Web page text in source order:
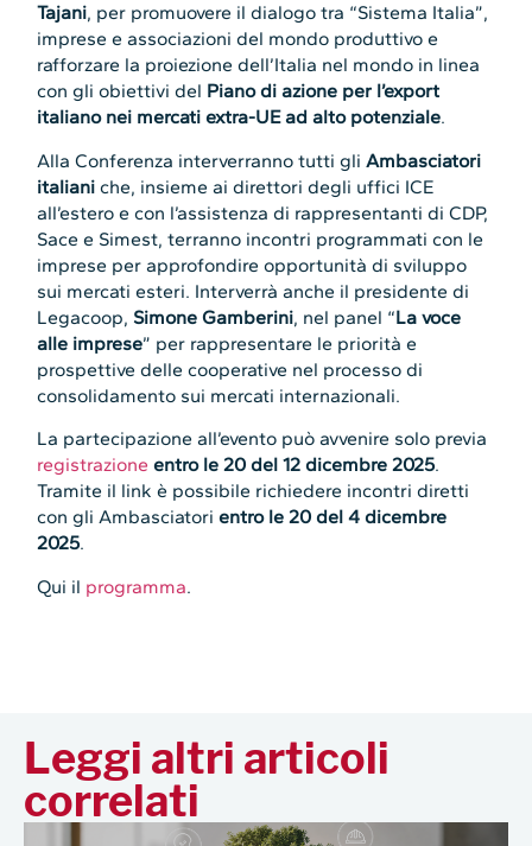
Tajani, per promuovere il dialogo tra “Sistema Italia”,
imprese e associazioni del mondo produttivo e
rafforzare la proiezione dell’Italia nel mondo in linea
con gli obiettivi del Piano di azione per l’export
italiano nei mercati extra-UE ad alto potenziale.
Alla Conferenza interverranno tutti gliAmbasciatori
italianiche, insieme ai direttori degli uffici ICE
all’estero e con l’assistenza di rappresentanti di CDP,
Sace e Simest, terranno incontri programmati con le
imprese per approfondire opportunità di sviluppo
sui mercati esteri. Interverrà anche il presidente di
Legacoop, Simone Gamberini, nel panel “La voce
alle imprese” per rappresentare le priorità e
prospettive delle cooperative nel processo di
consolidamento sui mercati internazionali.
La partecipazione all’evento può avvenire solo previa
registrazione entro le 20 del 12 dicembre 2025.
Tramite il link è possibile richiedere incontri diretti
con gli Ambasciatorientro le 20 del 4 dicembre
2025.
Qui il programma.
Leggi altri articoli
correlati